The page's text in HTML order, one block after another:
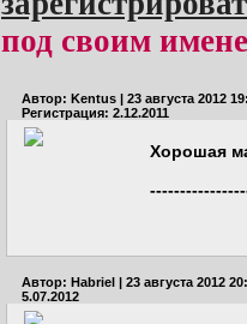
под своим
Автор: Kentus | 23 августа 2012
Регистрация: 2.12.2011
Хорошая
Автор: Habriel | 23 августа 2012
5.07.2012